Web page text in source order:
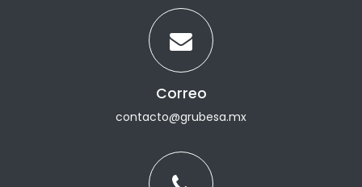
Correo
contacto@grubesa.mx